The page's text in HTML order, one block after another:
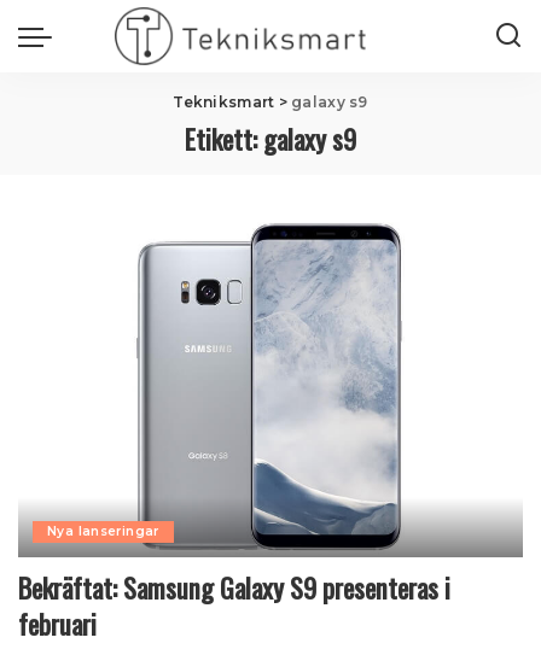
Tekniksmart > galaxy s9
Etikett:galaxy s9
Nya lanseringar
Bekräftat: Samsung Galaxy S9 presenteras i
februari